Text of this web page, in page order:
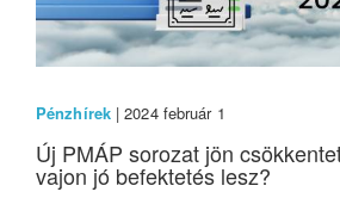
Pénzhírek| 2024 február 1
Új PMÁP sorozat jön
vajon jó befektetés lesz?